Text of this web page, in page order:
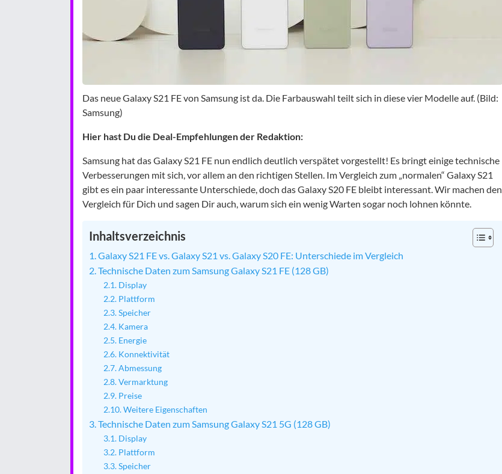
Das neue Galaxy S21 FE von Samsung ist da. Die Farbauswahl teilt sich in diese vier Modelle auf. (Bild:
Samsung)
Hier hast Du die Deal-Empfehlungen der Redaktion:
Samsung hat das Galaxy S21 FE nun endlich deutlich verspätet vorgestellt! Es bringt einige technische
Verbesserungen mit sich, vor allem an den richtigen Stellen. Im Vergleich zum „normalen“ Galaxy S21
gibt es ein paar interessante Unterschiede, doch das Galaxy S20 FE bleibt interessant. Wir machen den
Vergleich für Dich und sagen Dir auch, warum sich ein wenig Warten sogar noch lohnen könnte.
Inhaltsverzeichnis
Galaxy S21 FE vs. Galaxy S21 vs. Galaxy S20 FE: Unterschiede im Vergleich
Technische Daten zum Samsung Galaxy S21 FE (128 GB)
Display
Plattform
Speicher
Kamera
Energie
Konnektivität
Abmessung
Vermarktung
Preise
Weitere Eigenschaften
Technische Daten zum Samsung Galaxy S21 5G (128 GB)
Display
Plattform
Speicher